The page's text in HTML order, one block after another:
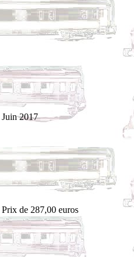
Juin 2017
Prix de 287,00 euros